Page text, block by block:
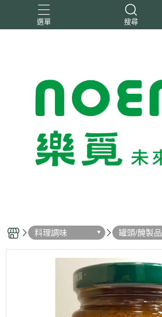
選單 搜尋
料理調味 罐頭/醃製品